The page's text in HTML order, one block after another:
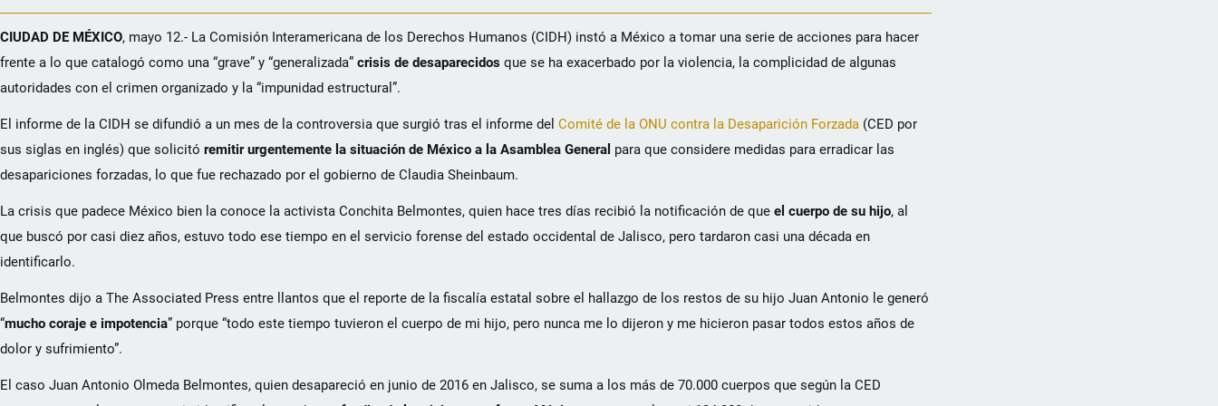
CIUDAD DE MÉXICO, mayo 12.- La Comisión Interamericana de los Derechos Humanos (CIDH) instó a México a tomar una serie de acciones para hacer
frente a lo que catalogó como una “grave” y “generalizada” crisis de desaparecidos que se ha exacerbado por la violencia, la complicidad de algunas
autoridades con el crimen organizado y la “impunidad estructural”.
El informe de la CIDH se difundió a un mes de la controversia que surgió tras el informe del Comité de la ONU contra la Desaparición Forzada (CED por
sus siglas en inglés) que solicitó remitir urgentemente la situación de México a la Asamblea General para que considere medidas para erradicar las
desapariciones forzadas, lo que fue rechazado por el gobierno de Claudia Sheinbaum.
La crisis que padece México bien la conoce la activista Conchita Belmontes, quien hace tres días recibió la notificación de que el cuerpo de su hijo, al
que buscó por casi diez años, estuvo todo ese tiempo en el servicio forense del estado occidental de Jalisco, pero tardaron casi una década en
identificarlo.
Belmontes dijo a The Associated Press entre llantos que el reporte de la fiscalía estatal sobre el hallazgo de los restos de su hijo Juan Antonio le generó
“mucho coraje e impotencia” porque “todo este tiempo tuvieron el cuerpo de mi hijo, pero nunca me lo dijeron y me hicieron pasar todos estos años de
dolor y sufrimiento”.
El caso Juan Antonio Olmeda Belmontes, quien desapareció en junio de 2016 en Jalisco, se suma a los más de 70.000 cuerpos que según la CED